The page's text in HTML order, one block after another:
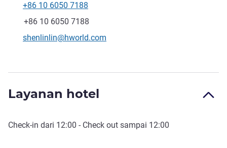
Telepon
+86 10 6050 7188
Fax
+86 10 6050 7188
Email kontak
shenlinlin@hworld.com
Layanan hotel
Check-in dari 12:00 - Check out sampai 12:00